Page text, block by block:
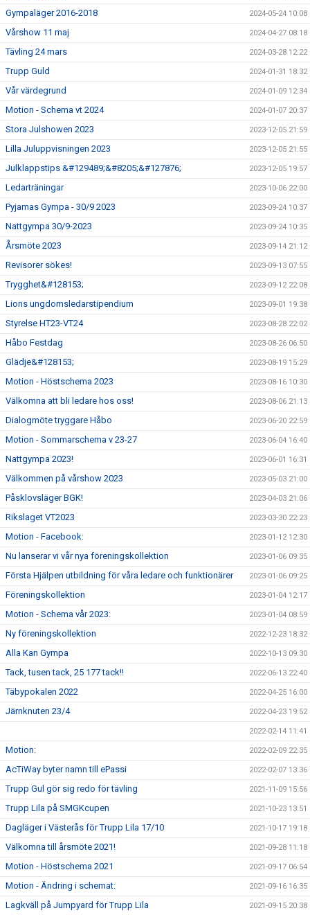
Gympaläger 2016-2018 2024-05-24 10:08
Vårshow 11 maj 2024-04-27 08:18
Tävling 24 mars 2024-03-28 12:22
Trupp Guld 2024-01-31 18:32
Vår värdegrund 2024-01-09 12:34
Motion - Schema vt 2024 2024-01-07 20:37
Stora Julshowen 2023 2023-12-05 21:59
Lilla Juluppvisningen 2023 2023-12-05 21:55
Julklappstips &#129489;&#8205;&#127876; 2023-12-05 19:57
Ledarträningar 2023-10-06 22:00
Pyjamas Gympa - 30/9 2023 2023-09-24 10:37
Nattgympa 30/9-2023 2023-09-24 10:35
Årsmöte 2023 2023-09-14 21:12
Revisorer sökes! 2023-09-13 07:55
Trygghet&#128153; 2023-09-12 22:08
Lions ungdomsledarstipendium 2023-09-01 19:38
Styrelse HT23-VT24 2023-08-28 22:02
Håbo Festdag 2023-08-26 06:50
Glädje&#128153; 2023-08-19 15:29
Motion - Höstschema 2023 2023-08-16 10:30
Välkomna att bli ledare hos oss! 2023-08-06 21:13
Dialogmöte tryggare Håbo 2023-06-20 22:59
Motion - Sommarschema v 23-27 2023-06-04 16:40
Nattgympa 2023! 2023-06-01 16:31
Välkommen på vårshow 2023 2023-05-03 21:00
Påsklovsläger BGK! 2023-04-03 21:06
Rikslaget VT2023 2023-03-30 22:23
Motion - Facebook: 2023-01-12 12:30
Nu lanserar vi vår nya föreningskollektion 2023-01-06 09:35
Första Hjälpen utbildning för våra ledare och funktionärer 2023-01-06 09:25
Föreningskollektion 2023-01-04 12:17
Motion - Schema vår 2023: 2023-01-04 08:59
Ny föreningskollektion 2022-12-23 18:32
Alla Kan Gympa 2022-10-13 09:30
Tack, tusen tack, 25 177 tack!! 2022-06-13 22:40
Täbypokalen 2022 2022-04-25 16:00
Järnknuten 23/4 2022-04-23 19:52
2022-02-14 11:41
Motion: 2022-02-09 22:35
AcTiWay byter namn till ePassi 2022-02-07 13:36
Trupp Gul gör sig redo för tävling 2021-11-09 15:56
Trupp Lila på SMGKcupen 2021-10-23 13:51
Dagläger i Västerås för Trupp Lila 17/10 2021-10-17 19:18
Välkomna till årsmöte 2021! 2021-09-28 11:18
Motion - Höstschema 2021 2021-09-17 06:54
Motion - Ändring i schemat: 2021-09-16 16:35
Lagkväll på Jumpyard för Trupp Lila 2021-09-15 20:38